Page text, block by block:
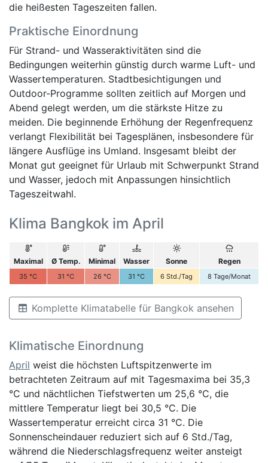
die heißesten Tageszeiten fallen.
Praktische Einordnung
Für Strand- und Wasseraktivitäten sind die
Bedingungen weiterhin günstig durch warme Luft- und
Wassertemperaturen. Stadtbesichtigungen und
Outdoor-Programme sollten zeitlich auf Morgen und
Abend gelegt werden, um die stärkste Hitze zu
meiden. Die beginnende Erhöhung der Regenfrequenz
verlangt Flexibilität bei Tagesplänen, insbesondere für
längere Ausflüge ins Umland. Insgesamt bleibt der
Monat gut geeignet für Urlaub mit Schwerpunkt Strand
und Wasser, jedoch mit Anpassungen hinsichtlich
Tageszeitwahl.
Klima Bangkok im April
Maximal Ø Temp. Minimal Wasser Sonne Regen
35 °C 31 °C 26 °C 31 °C 6 Std./Tag 8 Tage/Monat
Komplette Klimatabelle für Bangkok ansehen
Klimatische Einordnung
April weist die höchsten Luftspitzenwerte im
betrachteten Zeitraum auf mit Tagesmaxima bei 35,3
°C und nächtlichen Tiefstwerten um 25,6 °C, die
mittlere Temperatur liegt bei 30,5 °C. Die
Wassertemperatur erreicht circa 31 °C. Die
Sonnenscheindauer reduziert sich auf 6 Std./Tag,
während die Niederschlagsfrequenz weiter ansteigt